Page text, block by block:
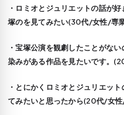
・ロミオとジュリエットの話が
塚のを見てみたい(30代/女性/専
・宝塚公演を観劇したことがな
染みがある作品を見たいです。
・とにかくロミオとジュリエッ
てみたいと思ったから(20代/女